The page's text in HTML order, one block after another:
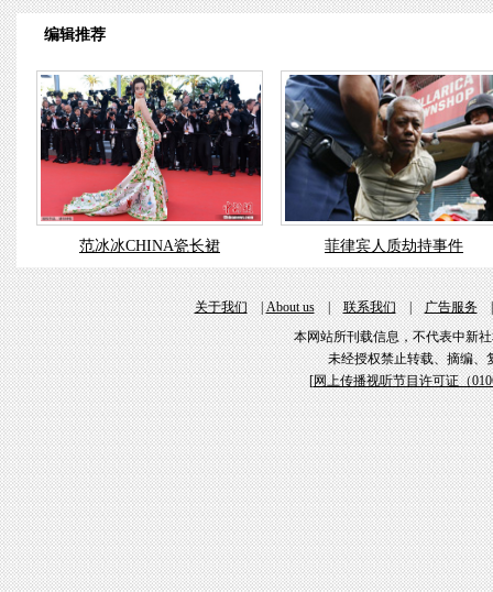
编辑推荐
范冰冰CHINA瓷长裙 菲律宾人质劫持事件
关于我们|About us|联系我们|广告服务
本网站所刊载信息，不代表中新
未经授权禁止转载、摘编、
[网上传播视听节目许可证（